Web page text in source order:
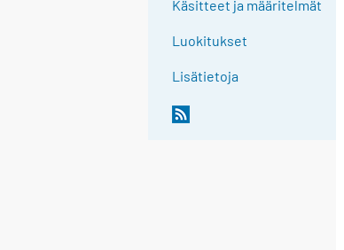
Käsitteet ja määritelmät
Luokitukset
Lisätietoja